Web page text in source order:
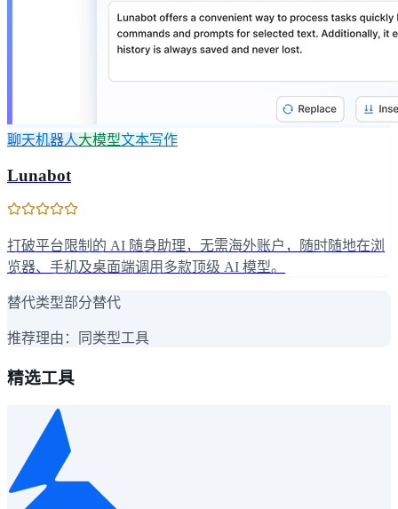
聊天机器人大模型文本写作
Lunabot
打破平台限制的 AI 随身助理，无需海外账户，随时随地在浏
览器、手机及桌面端调用多款顶级 AI 模型。
替代类型部分替代
推荐理由： 同类型工具
精选工具